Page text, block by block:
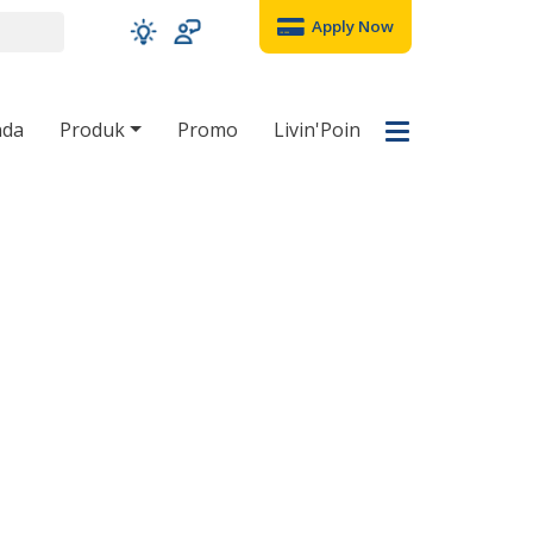
Apply Now
Produk Promo Livin'Poin